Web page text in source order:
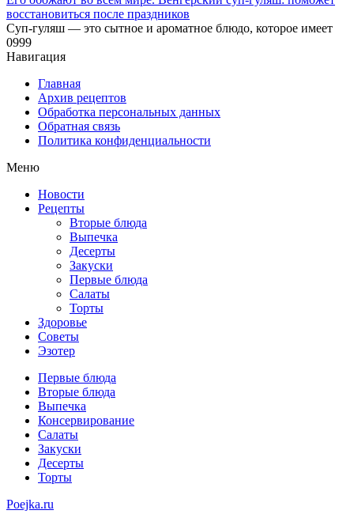
восстановиться после праздников
Суп-гуляш — это сытное и ароматное блюдо, которое имеет
0999
Навигация
Главная
Архив рецептов
Обработка персональных данных
Обратная связь
Политика конфиденциальности
Меню
Новости
Рецепты
Вторые блюда
Выпечка
Десерты
Закуски
Первые блюда
Салаты
Торты
Здоровье
Советы
Эзотер
Первые блюда
Вторые блюда
Выпечка
Консервирование
Салаты
Закуски
Десерты
Торты
Poejka.ru